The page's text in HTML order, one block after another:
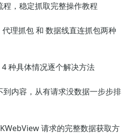
程，稳定抓取完整操作教程
理抓包 和 数据线直连抓包两种
种具体情况逐个解决方法
到内容，从有请求没数据一步步排
请求的完整数据获取方